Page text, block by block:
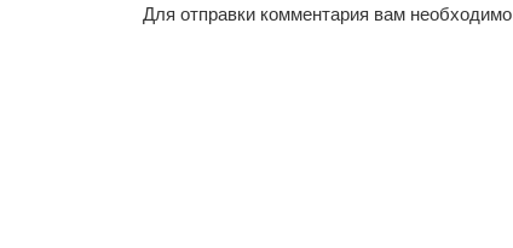
Для отправки комментария вам необходимо